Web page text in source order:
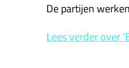
De partijen
Lees verderover